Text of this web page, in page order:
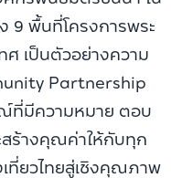
9 พื้นที่โครงการพระ
ศ เป็นตัวอย่างความ
Partnership
ที่มีความหมาย ตอบ
สร้างคุณค่าให้กับทุก
ที่ยวไทยสู่เชิงคุณภาพ